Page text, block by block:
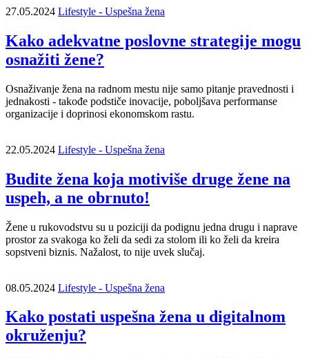
27.05.2024 Lifestyle - Uspešna žena
Kako adekvatne poslovne strategije mogu
osnažiti žene?
Osnaživanje žena na radnom mestu nije samo pitanje pravednosti i
jednakosti - takođe podstiče inovacije, poboljšava performanse
organizacije i doprinosi ekonomskom rastu.
22.05.2024 Lifestyle - Uspešna žena
Budite žena koja motiviše druge žene na
uspeh, a ne obrnuto!
Žene u rukovodstvu su u poziciji da podignu jedna drugu i naprave
prostor za svakoga ko želi da sedi za stolom ili ko želi da kreira
sopstveni biznis. Nažalost, to nije uvek slučaj.
08.05.2024 Lifestyle - Uspešna žena
Kako postati uspešna žena u digitalnom
okruženju?